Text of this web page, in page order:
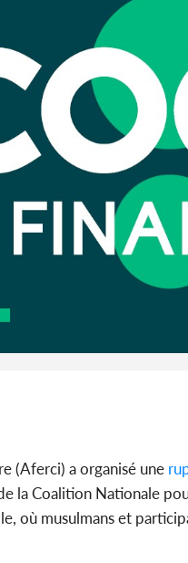
(Aferci) a organisé une
la Coalition Nationale
où musulmans et